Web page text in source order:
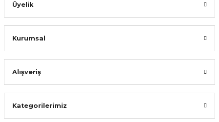
Üyelik
Kurumsal
Alışveriş
Kategorilerimiz